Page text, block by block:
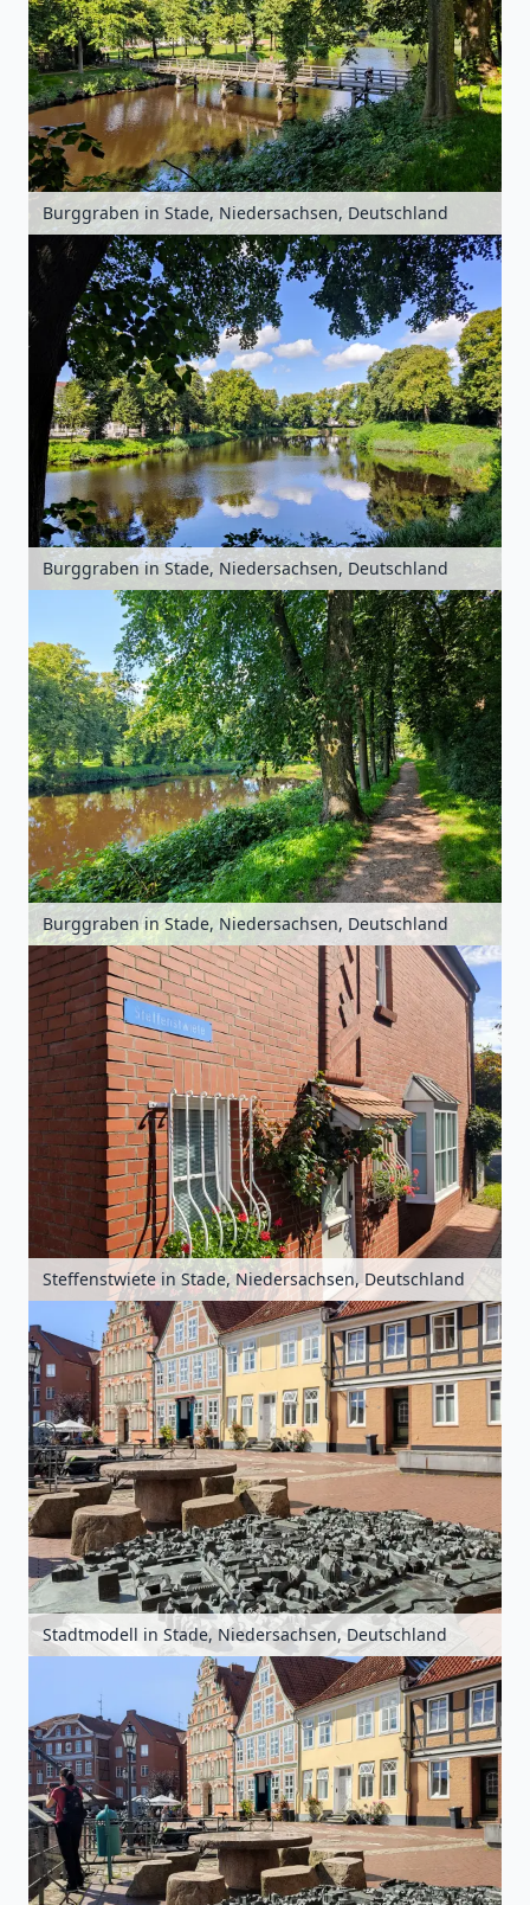
Burggraben in Stade, Niedersachsen, Deutschland
Burggraben in Stade, Niedersachsen, Deutschland
Burggraben in Stade, Niedersachsen, Deutschland
Steffenstwiete in Stade, Niedersachsen, Deutschland
Stadtmodell in Stade, Niedersachsen, Deutschland